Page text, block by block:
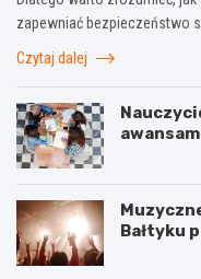
zapewniać bezpieczeństwo
Czytaj dalej
Bałtyku